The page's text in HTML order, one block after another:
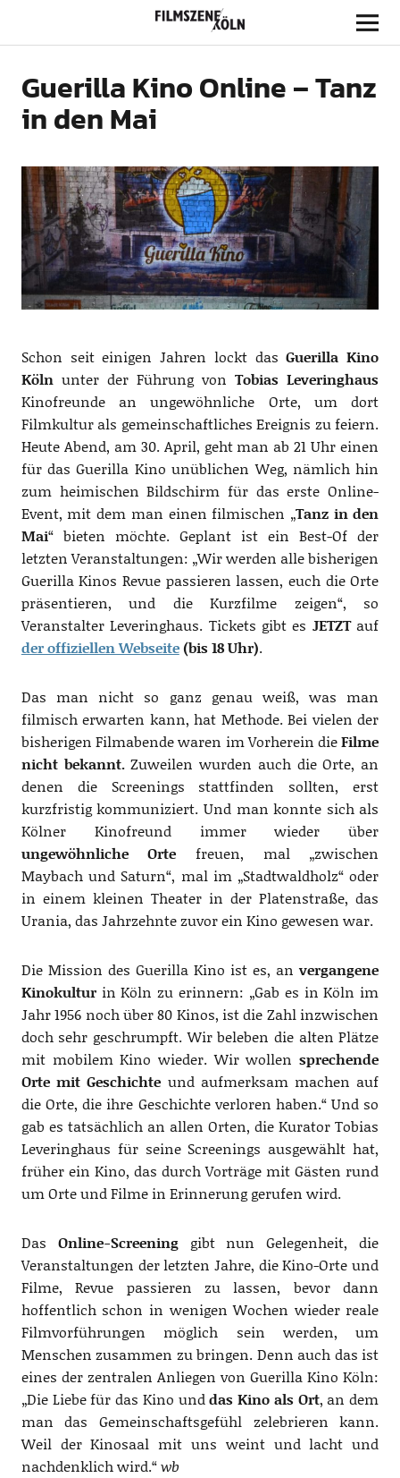
Filmszene Köln
Guerilla Kino Online – Tanz
in den Mai
Schon seit einigen Jahren lockt dasGuerilla Kino
Kölnunter der Führung vonTobias Leveringhaus
Kinofreunde an ungewöhnliche Orte, um dort
Filmkultur als gemeinschaftliches Ereignis zu feiern.
Heute Abend, am 30. April, geht man ab 21 Uhr einen
für das Guerilla Kino unüblichen Weg, nämlich hin
zum heimischen Bildschirm für das erste Online-
Event, mit dem man einen filmischen „Tanz in den
Mai“ bieten möchte. Geplant ist ein Best-Of der
letzten Veranstaltungen: „Wir werden alle bisherigen
Guerilla Kinos Revue passieren lassen, euch die Orte
präsentieren, und die Kurzfilme zeigen“, so
Veranstalter Leveringhaus. Tickets gibt es JETZT auf
der offiziellen Webseite(bis 18 Uhr).
Das man nicht so ganz genau weiß, was man
filmisch erwarten kann, hat Methode. Bei vielen der
bisherigen Filmabende waren im Vorherein dieFilme
nicht bekannt.Zuweilen wurden auch die Orte, an
denen die Screenings stattfinden sollten, erst
kurzfristig kommuniziert. Und man konnte sich als
Kölner Kinofreund immer wieder über
ungewöhnliche Orte freuen, mal „zwischen
Maybach und Saturn“, mal im „Stadtwaldholz“ oder
in einem kleinen Theater in der Platenstraße, das
Urania, das Jahrzehnte zuvor ein Kino gewesen war.
Die Mission des Guerilla Kino ist es, anvergangene
Kinokulturin Köln zu erinnern: „Gab es in Köln im
Jahr 1956 noch über 80 Kinos, ist die Zahl inzwischen
doch sehr geschrumpft. Wir beleben die alten Plätze
mit mobilem Kino wieder. Wir wollensprechende
Orte mit Geschichte und aufmerksam machen auf
die Orte, die ihre Geschichte verloren haben.“ Und so
gab es tatsächlich an allen Orten, die Kurator Tobias
Leveringhaus für seine Screenings ausgewählt hat,
früher ein Kino, das durch Vorträge mit Gästen rund
um Orte und Filme in Erinnerung gerufen wird.
Das Online-Screening gibt nun Gelegenheit, die
Veranstaltungen der letzten Jahre, die Kino-Orte und
Filme, Revue passieren zu lassen, bevor dann
hoffentlich schon in wenigen Wochen wieder reale
Filmvorführungen möglich sein werden, um
Menschen zusammen zu bringen. Denn auch das ist
eines der zentralen Anliegen von Guerilla Kino Köln:
„Die Liebe für das Kino unddas Kino als Ort, an dem
man das Gemeinschaftsgefühl zelebrieren kann.
Weil der Kinosaal mit uns weint und lacht und
nachdenklich wird.“wb